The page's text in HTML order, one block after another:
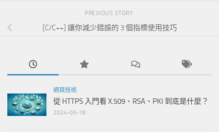
PREVIOUS STORY
[C/C++] 讓你減少錯誤的 3 個指標使用技巧
網頁技術
從 HTTPS 入門看 X.509、RSA、PKI 到底是什麼？
2024-05-18